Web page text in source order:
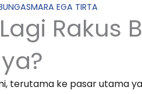
EGA TIRTA
Rakus
terutama ke pasar utama